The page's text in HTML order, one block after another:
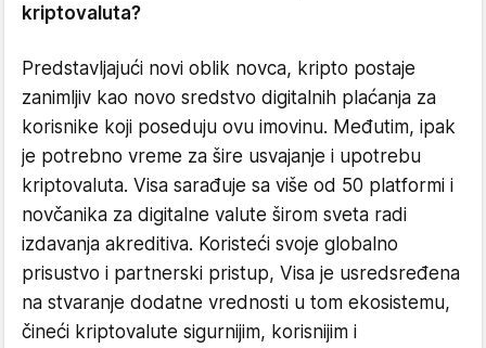
kriptovaluta?
Predstavljajući novi oblik novca, kripto postaje
zanimljiv kao novo sredstvo digitalnih plaćanja za
korisnike koji poseduju ovu imovinu. Međutim, ipak
je potrebno vreme za šire usvajanje i upotrebu
kriptovaluta. Visa sarađuje sa više od 50 platformi i
novčanika za digitalne valute širom sveta radi
izdavanja akreditiva. Koristeći svoje globalno
prisustvo i partnerski pristup, Visa je usredsređena
na stvaranje dodatne vrednosti u tom ekosistemu,
čineći kriptovalute sigurnijim, korisnijim i